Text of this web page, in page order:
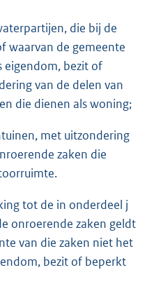
die bij de
waarvan de gemeente
eigendom, bezit of
van de delen van
die dienen als woning;
met uitzondering
zaken die
tot de in onderdeel j
onroerende zaken geldt
van die zaken niet het
bezit of beperkt